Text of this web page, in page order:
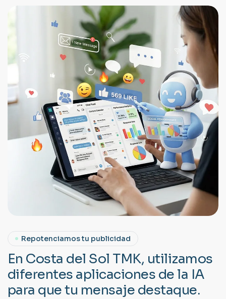
Repotenciamos tu publicidad
En Costa del Sol TMK, utilizamos
diferentes aplicaciones de la IA
para quetu mensaje destaque.